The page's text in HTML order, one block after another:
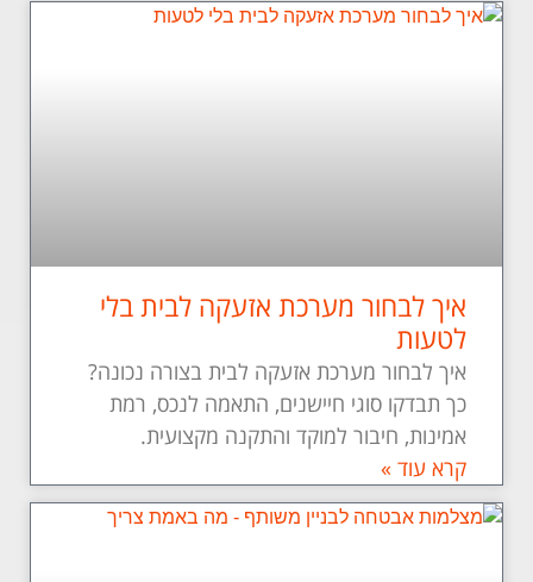
איך לבחור מערכת אזעקה לבית בלי
לטעות
איך לבחור מערכת אזעקה לבית בצורה נכונה?
כך תבדקו סוגי חיישנים, התאמה לנכס, רמת
אמינות, חיבור למוקד והתקנה מקצועית.
קרא עוד »